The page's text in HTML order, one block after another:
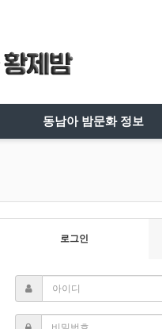
동남아 밤문화 정보
로그인